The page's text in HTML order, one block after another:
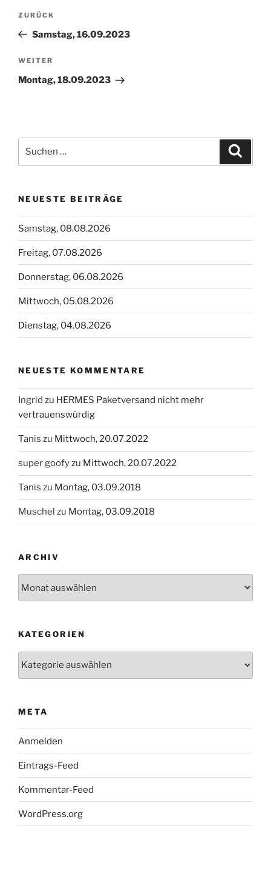
Beitragsnavigation
Vorheriger
Beitrag
ZURÜCK
Samstag, 16.09.2023
Nächster
Beitrag
WEITER
Montag, 18.09.2023
nach:
NEUESTE BEITRÄGE
Samstag, 08.08.2026
Freitag, 07.08.2026
Donnerstag, 06.08.2026
Mittwoch, 05.08.2026
Dienstag, 04.08.2026
NEUESTE KOMMENTARE
Ingrid zu HERMES Paketversand nicht mehr
vertrauenswürdig
Tanis zu Mittwoch, 20.07.2022
super goofyzu Mittwoch, 20.07.2022
Tanis zu Montag, 03.09.2018
Muschel zu Montag, 03.09.2018
ARCHIV
KATEGORIEN
META
Anmelden
Eintrags-Feed
Kommentar-Feed
WordPress.org